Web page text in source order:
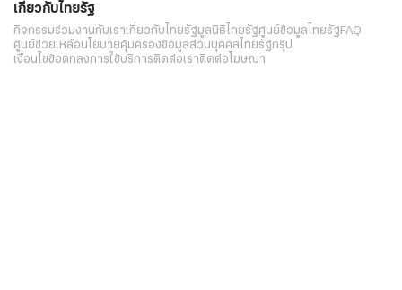
เกี่ยวกับไทยรัฐ
กิจกรรมร่วมงานกับเราเกี่ยวกับไทยรัฐมูลนิธิไทยรัฐศูนย์ข้อมูลไทยรัฐFAQ
ศูนย์ช่วยเหลือนโยบายคุ้มครองข้อมูลส่วนบุคคลไทยรัฐกรุ๊ป
เงื่อนไขข้อตกลงการใช้บริการติดต่อเราติดต่อโฆษณา